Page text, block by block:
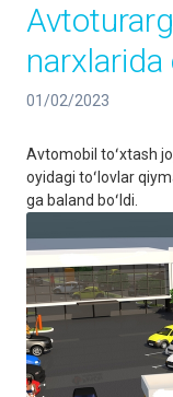
narxlarida
01/02/2023
Avtomobil toʻxtash
oyidagi toʻlovlar
ga baland boʻldi.